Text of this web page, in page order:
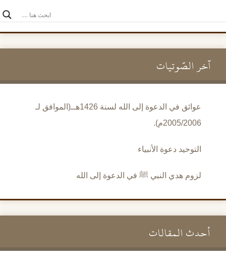
آخر الصَّوتيات
عوائق في الدعوة إلى الله لسنة 1426هــ(الموافق لـ
2005/2006م).
التوحيد دعوة الأنبياء
لزوم هدي النبي ﷺ في الدعوة إلى الله
أحدث المقالات